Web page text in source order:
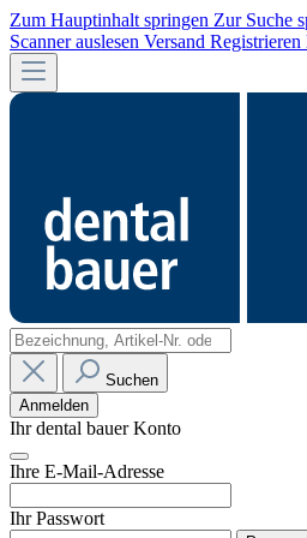
Zum Hauptinhalt springen Zur Suche
Scanner auslesen Versand Registrieren
Suchen
Anmelden
Ihr dental bauer Konto
Ihre E-Mail-Adresse
Ihr Passwort